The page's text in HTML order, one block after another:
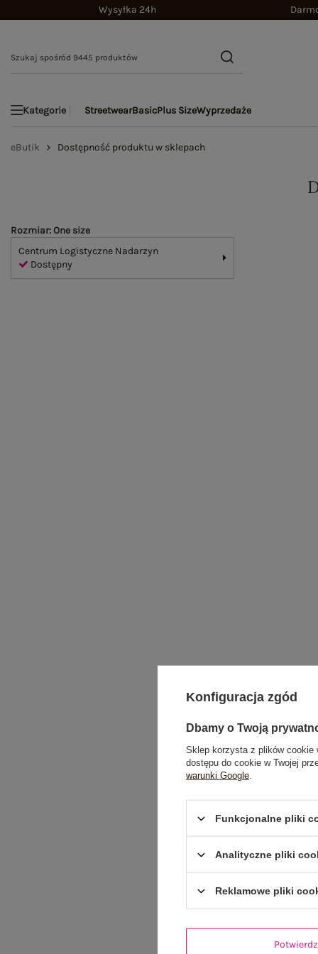
Wysyłka 24h
Kategorie StreetwearBasicPlus SizeWyprzedaże
eButik Dostępność produktu w sklepach
Rozmiar: One size
Centrum Logistyczne Nadarzyn
Dostępny
Konfiguracja zgód
Dbamy o Twoją
Sklep korzysta z plików cookie
dostępu do cookie w Twojej
warunki Google
Funkcjonalne pliki
Analityczne pliki
Reklamowe pliki